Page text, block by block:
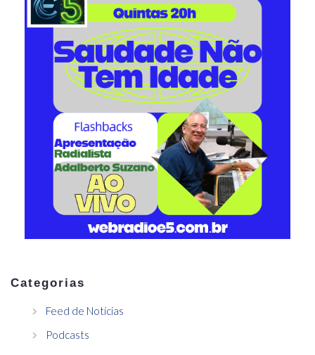
Categorias
Feed de Notícias
Podcasts